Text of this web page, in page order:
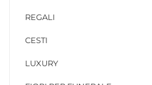
REGALI
CESTI
LUXURY